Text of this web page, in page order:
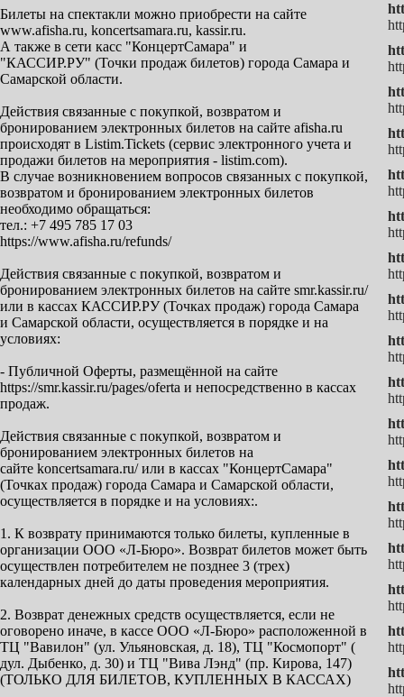
Билеты на спектакли можно приобрести на сайте
www.afisha.ru, koncertsamara.ru, kassir.ru.
А также в сети касс "КонцертСамара" и
"КАССИР.РУ" (Точки продаж билетов) города Самара и
Самарской области.
Действия связанные с покупкой, возвратом и
бронированием электронных билетов на сайте afisha.ru
происходят в Listim.Tickets (сервис электронного учета и
продажи билетов на мероприятия - listim.com).
В случае возникновением вопросов связанных с покупкой,
возвратом и бронированием электронных билетов
необходимо обращаться:
тел.: +7 495 785 17 03
https://www.afisha.ru/refunds/
Действия связанные с покупкой, возвратом и
бронированием электронных билетов на сайте smr.kassir.ru/
или в кассах КАССИР.РУ (Точках продаж) города Самара
и Самарской области, осуществляется в порядке и на
условиях:
- Публичной Оферты, размещённой на сайте
https://smr.kassir.ru/pages/oferta и непосредственно в кассах
продаж.
Действия связанные с покупкой, возвратом и
бронированием электронных билетов на
сайте koncertsamara.ru/ или в кассах "КонцертСамара"
(Точках продаж) города Самара и Самарской области,
осуществляется в порядке и на условиях:.
1. К возврату принимаются только билеты, купленные в
организации ООО «Л-Бюро». Возврат билетов может быть
осуществлен потребителем не позднее 3 (трех)
календарных дней до даты проведения мероприятия.
2. Возврат денежных средств осуществляется, если не
оговорено иначе, в кассе ООО «Л-Бюро» расположенной в
ТЦ "Вавилон" (ул. Ульяновская, д. 18), ТЦ "Космопорт" (
дул. Дыбенко, д. 30) и ТЦ "Вива Лэнд" (пр. Кирова, 147)
(ТОЛЬКО ДЛЯ БИЛЕТОВ, КУПЛЕННЫХ В КАССАХ)